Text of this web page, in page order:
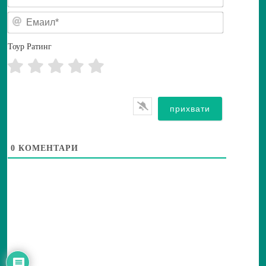
е
Е
а
Тоур Ратинг
0 КОМЕНТАРИ